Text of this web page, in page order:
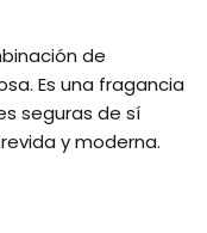
de
Es una fragancia
seguras de sí
y moderna.